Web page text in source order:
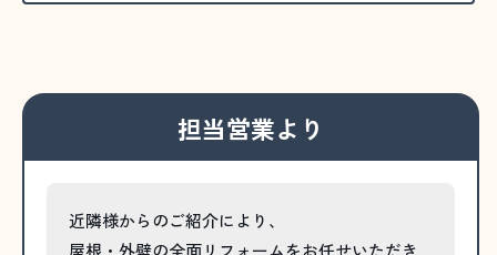
担当営業より
近隣様からのご紹介により、
屋根・外壁の全面リフォームをお任せいただき